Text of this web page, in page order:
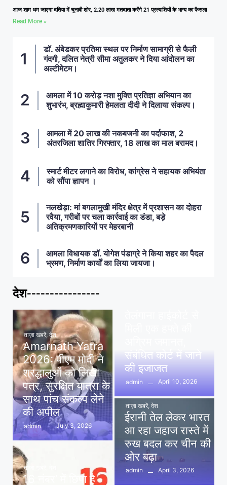
आज शाम थम जाएगा दतिया में चुनावी शोर, 2.20 लाख मतदाता करेंगे 21 प्रत्याशियों के भाग्य का फैसला
Read More »
डॉ. अंबेडकर प्रतिमा स्थल पर निर्माण सामाग्री से फैली
गंदगी, दलित नेत्री सीमा अतुलकर ने दिया आंदोलन का
अल्टीमेटम।
आमला में 10 करोड़ नशा मुक्ति प्रतिज्ञा अभियान का
शुभारंभ, ब्रह्माकुमारी हेमलता दीदी ने दिलाया संकल्प।
आमला में 20 लाख की नकबजनी का पर्दाफाश, 2
अंतरजिला शातिर गिरफ्तार, 18 लाख का माल बरामद।
स्मार्ट मीटर लगाने का विरोध, कांग्रेस ने सहायक अभियंता
को सौंपा ज्ञापन ।
नलखेड़ा: मां बगलामुखी मंदिर क्षेत्र में प्रशासन का दोहरा
रवैया, गरीबों पर चला कार्रवाई का डंडा, बड़े
अतिक्रमणकारियों पर मेहरबानी
आमला विधायक डॉ. योगेश पंडाग्रे ने किया शहर का पैदल
भ्रमण, निर्माण कार्यों का लिया जायजा।
देश----------------
ताज़ा खबरें, देश
Amarnath Yatra
2026: पीएम मोदी ने
श्रद्धालुओं को लिखा
पत्र, सुरक्षित यात्रा के
साथ पांच संकल्प लेने
की अपील
admin July 3, 2026
ताज़ा खबरें
16 नंबर’ में छिपा है
संबंधित कोर्ट में जाने
की इजाजत
admin April 10, 2026
ताज़ा खबरें, देश
ईरानी तेल लेकर भारत
आ रहा जहाज रास्ते में
रुख बदल कर चीन की
ओर बढ़ा
admin
April 3, 2026